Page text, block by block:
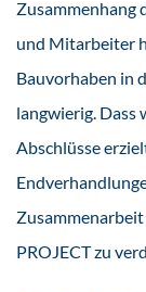
Zusammenhang
und Mitarbeiter
Bauvorhaben in
langwierig. Dass
Abschlüsse
PROJECT zu